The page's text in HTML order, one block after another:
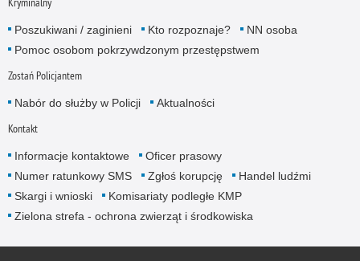
Poszukiwani / zaginieni Kto rozpoznaje?
NN osoba
Pomoc osobom pokrzywdzonym przestępstwem
Zostań Policjantem
Nabór do służby w Policji Aktualności
Kontakt
Informacje kontaktowe
Oficer prasowy
Numer ratunkowy SMS
Zgłoś korupcję
Handel ludźmi
Skargi i wnioski
Komisariaty podległe KMP
Zielona strefa - ochrona zwierząt i środkowiska